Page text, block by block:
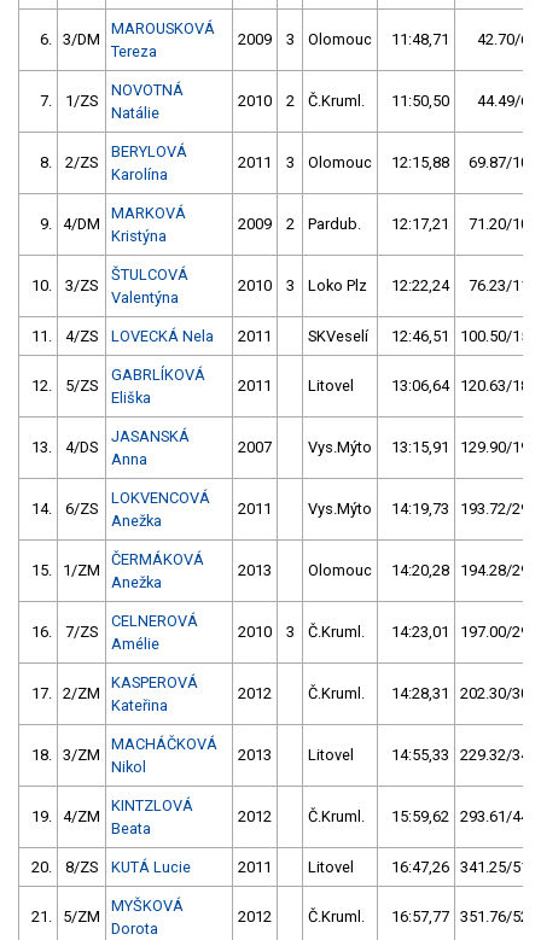
6. 3/DM
MAROUSKOVÁ
Tereza
2009 3 Olomouc 11:48,71 42.70/6,4
7. 1/ZS
NOVOTNÁ
Natálie
2010 2 Č.Kruml. 11:50,50 44.49/6,7
8. 2/ZS
BERYLOVÁ
Karolína
2011 3 Olomouc 12:15,88 69.87/10,5
9. 4/DM
MARKOVÁ
Kristýna
2009 2 Pardub. 12:17,21 71.20/10,7
10. 3/ZS
ŠTULCOVÁ
Valentýna
2010 3 Loko Plz 12:22,24 76.23/11,4
11. 4/ZS LOVECKÁ Nela 2011 SKVeselí 12:46,51 100.50/15,1
12. 5/ZS
GABRLÍKOVÁ
Eliška
2011 Litovel 13:06,64 120.63/18,1
13. 4/DS
JASANSKÁ
Anna
2007 Vys.Mýto 13:15,91 129.90/19,5
14. 6/ZS
LOKVENCOVÁ
Anežka
2011 Vys.Mýto 14:19,73 193.72/29,1
15. 1/ZM
ČERMÁKOVÁ
Anežka
2013 Olomouc 14:20,28 194.28/29,2
16. 7/ZS
CELNEROVÁ
Amélie
2010 3 Č.Kruml. 14:23,01 197.00/29,6
17. 2/ZM
KASPEROVÁ
Kateřina
2012 Č.Kruml. 14:28,31 202.30/30,4
18. 3/ZM
MACHÁČKOVÁ
Nikol
2013 Litovel 14:55,33 229.32/34,4
19. 4/ZM
KINTZLOVÁ
Beata
2012 Č.Kruml. 15:59,62 293.61/44,1
20. 8/ZS KUTÁ Lucie 2011 Litovel 16:47,26 341.25/51,2
21. 5/ZM
MYŠKOVÁ
Dorota
2012 Č.Kruml. 16:57,77 351.76/52,8